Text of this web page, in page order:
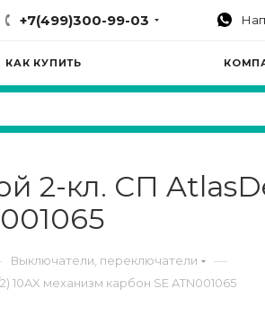
+7(499)300-99-03
КАК КУПИТЬ
2-кл. СП
Выключатели, переключатели —
10AX механизм карбон SE ATN001065